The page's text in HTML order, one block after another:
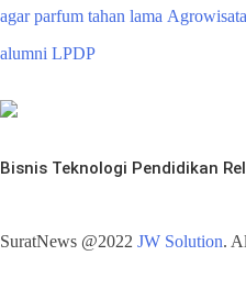
agar parfum tahan lama
alumni LPDP
Bisnis Teknologi Pendidikan
SuratNews @2022 JW Solution.